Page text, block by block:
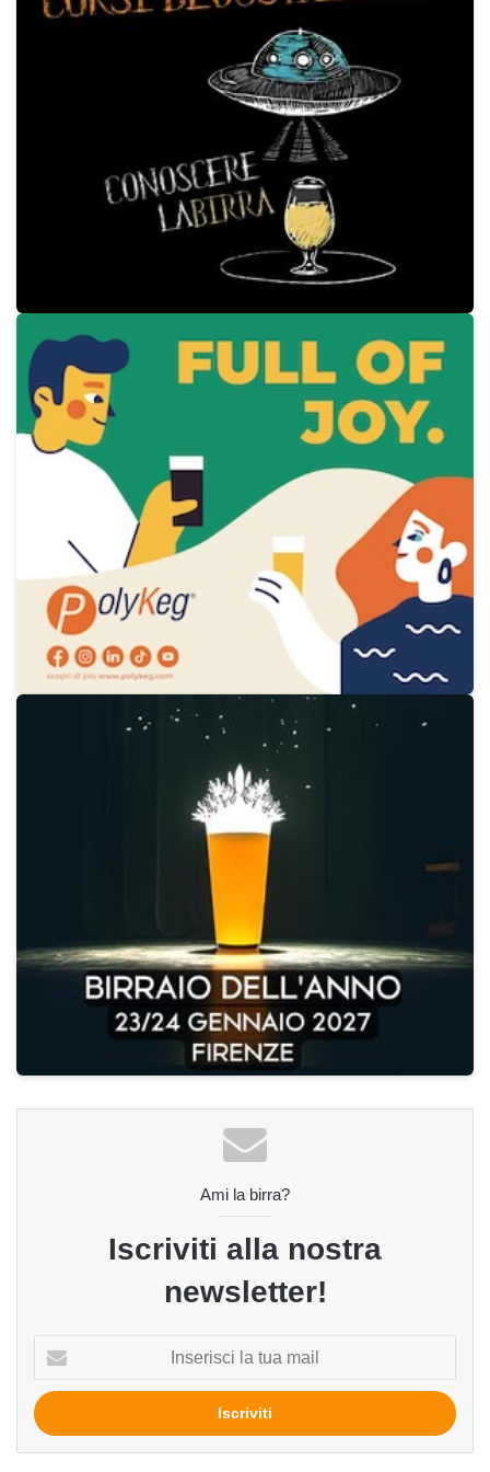
Ami la birra?
Iscriviti alla nostra
newsletter!
tua
mail